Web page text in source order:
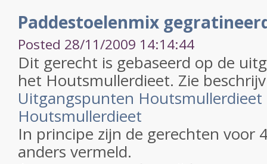
Paddestoelenmix
Posted 28/11/2009 14:14:44
Dit gerecht is gebaseerd op de
het Houtsmullerdieet. Zie
Uitgangspunten Houtsmullerdieet
Houtsmullerdieet
In principe zijn de gerechten voor
anders vermeld.